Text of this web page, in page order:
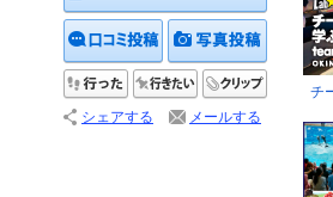
クチコミを投稿する写真を投
行った 行きたい
シェアする メールする
チ